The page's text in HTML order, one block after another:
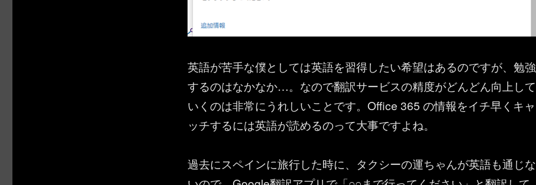
英語が苦手な僕としては英語を習得したい希望はあるのですが、勉強
するのはなかなか…。なので翻訳サービスの精度がどんどん向上して
いくのは非常にうれしいことです。Office 365 の情報をイチ早くキャ
ッチするには英語が読めるのって大事ですよね。
過去にスペインに旅行した時に、タクシーの運ちゃんが英語も通じな